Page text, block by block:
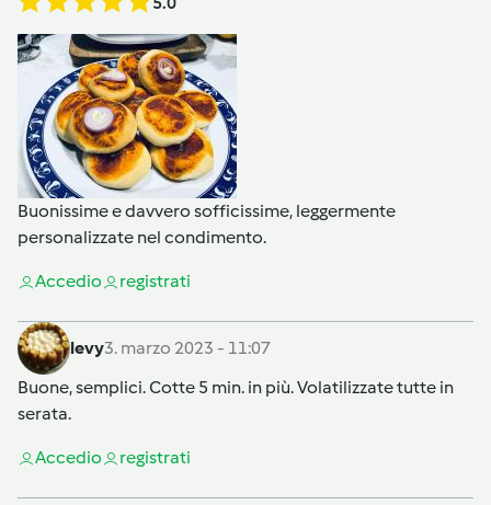
Buonissime e davvero sofficissime, leggermente
personalizzate nel condimento.
Accedio registrati
levy3. marzo 2023 - 11:07
Buone, semplici. Cotte 5 min. in più. Volatilizzate tutte in
serata.
Accedio registrati